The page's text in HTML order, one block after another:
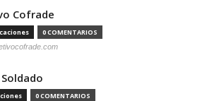
Cofrade
0 COMENTARIOS
0 COMENTARIOS